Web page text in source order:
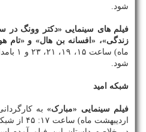
شود.
فیلم های سینمایی «دکتر وونگ در
زندگی»، «افسانه بن هال» و «تام
ماه)
شود.
شبکه امید
فیلم سینمایی «مبارک»
اردیبهشت ماه) ساعت ۱۷: ۴۵ از شبکه امید پخش می شود.